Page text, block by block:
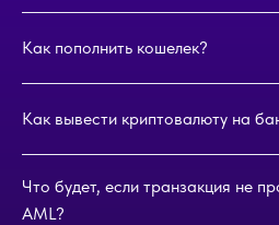
Как пополнить кошелек?
Как вывести криптовалюту на
Что будет, если транзакция не
AML?